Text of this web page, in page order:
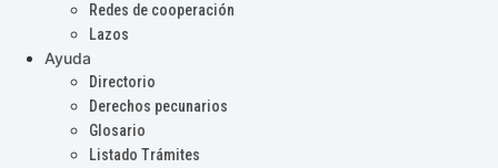
Redes de cooperación
Lazos
Ayuda
Directorio
Derechos pecunarios
Glosario
Listado Trámites